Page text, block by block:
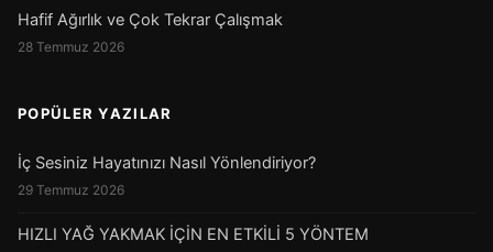
Hafif Ağırlık ve Çok Tekrar Çalışmak
28 Temmuz 2026
POPÜLER YAZILAR
İç Sesiniz Hayatınızı Nasıl Yönlendiriyor?
29 Temmuz 2026
HIZLI YAĞ YAKMAK İÇİN EN ETKİLİ 5 YÖNTEM